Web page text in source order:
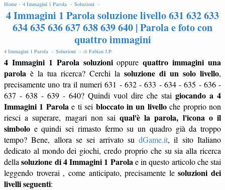
Home - 4 Immagini 1 Parola - Soluzioni -
4 Immagini 1 Parola soluzione livello 631 632 633
634 635 636 637 638 639 640 | Parola e foto con
quattro immagini
4 Immagini 1 Parola - Soluzioni - di Fabian J.P.
4 Immagini 1 Parola soluzionioppurequattro immagini una
parola è la tua ricerca? Cerchi la soluzione di un solo livello,
precisamente uno tra il numeri 631 - 632 - 633 - 634 - 635 - 636 -
637 - 638 - 639 - 640? Quindi vuol dire che stai giocando a 4
Immagini 1 Parola e ti sei bloccato in un livelloche proprio non
riesci a superare, magari non saiqual'è la parola, l'icona o il
simbolo e quindi sei rimasto fermo su un quadro già da troppo
tempo? Bene, allora se sei arrivato sudGame.it, il sito Italiano
dedicato al mondo dei giochi, credo proprio che su sia alla ricerca
dellasoluzione di 4 Immagini 1 Parola e in questo articolo che stai
leggendo troverai , come anticipato, precisamente lesoluzioni dei
livelli seguenti: